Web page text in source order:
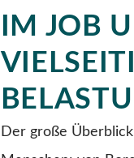
IM JOB
Der große